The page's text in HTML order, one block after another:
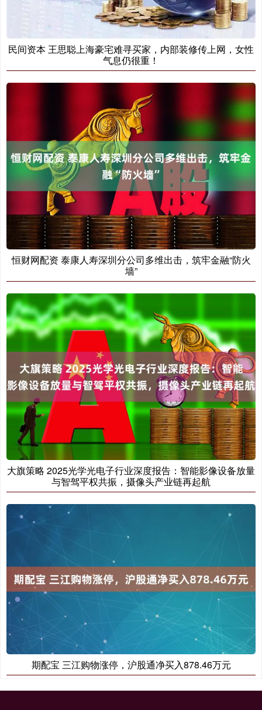
民间资本 王思聪上海豪宅难寻买家，内部装修传上网，女性
气息仍很重！
恒财网配资 泰康人寿深圳分公司多维出击，筑牢金融“防火
墙”
大旗策略 2025光学光电子行业深度报告：智能影像设备放量
与智驾平权共振，摄像头产业链再起航
期配宝 三江购物涨停，沪股通净买入878.46万元